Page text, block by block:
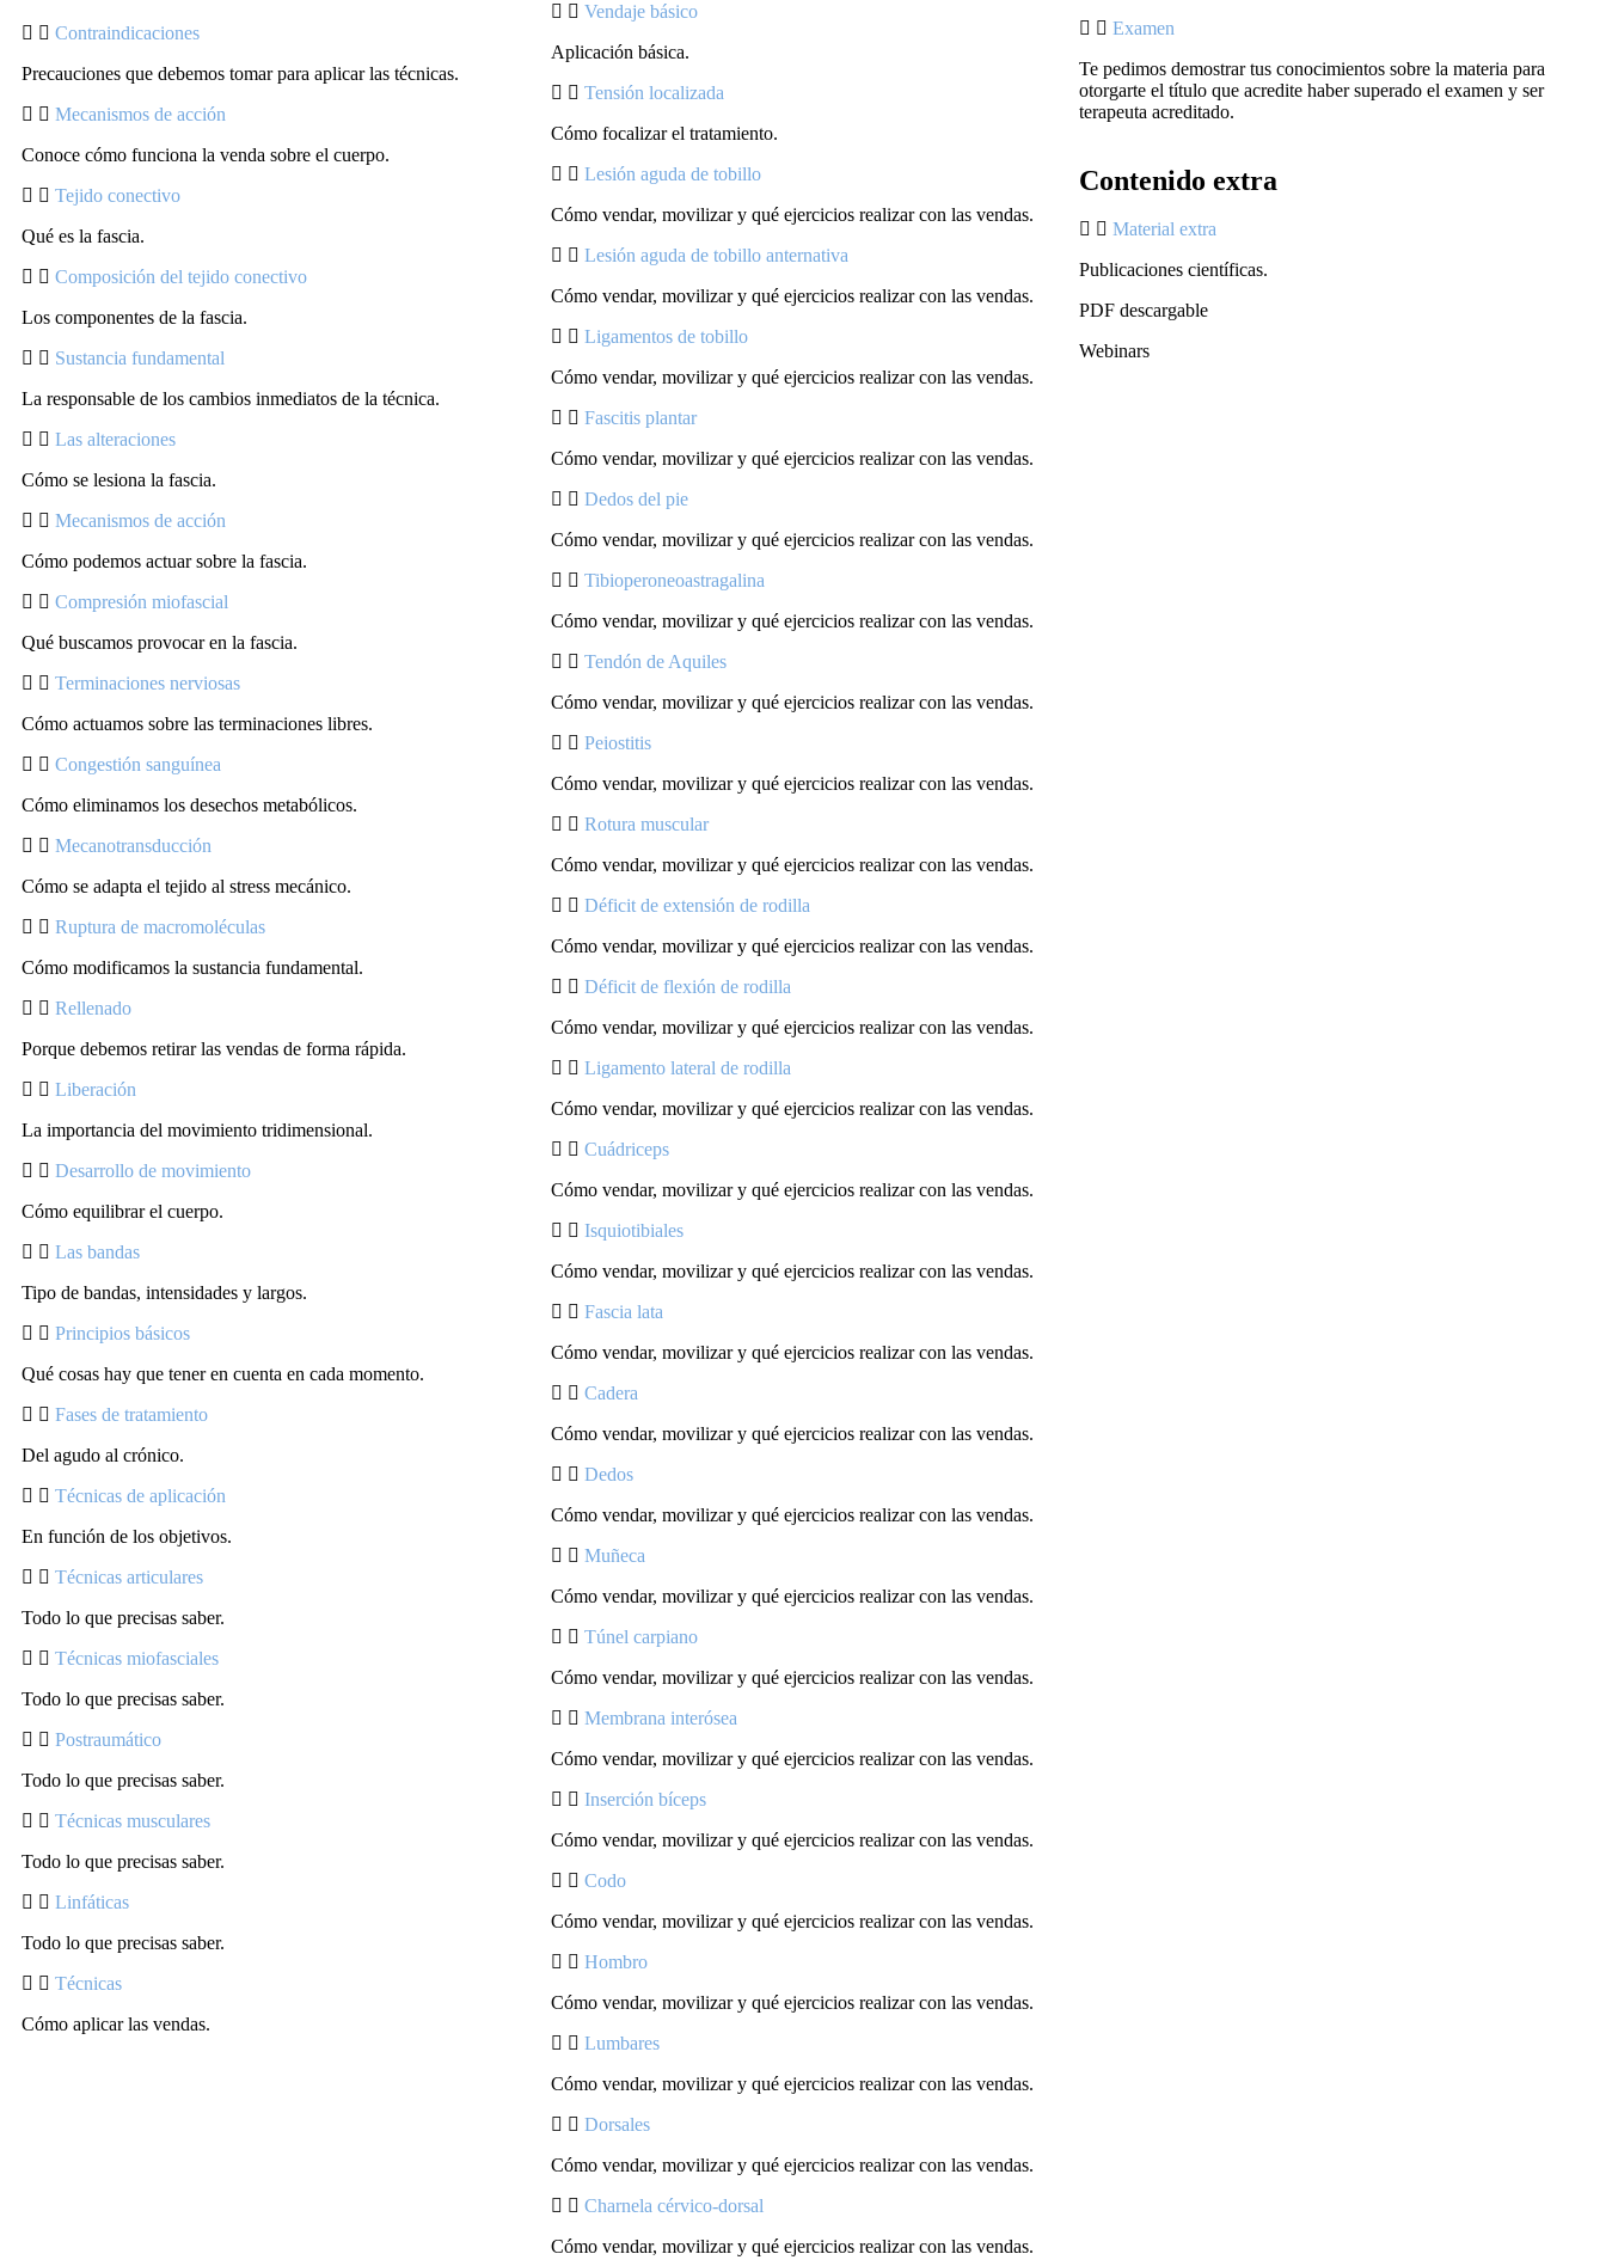
Contraindicaciones
Precauciones que debemos tomar para aplicar las técnicas.
Mecanismos de acción
Conoce cómo funciona la venda sobre el cuerpo.
Tejido conectivo
Qué es la fascia.
Composición del tejido conectivo
Los componentes de la fascia.
Sustancia fundamental
La responsable de los cambios inmediatos de la técnica.
Las alteraciones
Cómo se lesiona la fascia.
Mecanismos de acción
Cómo podemos actuar sobre la fascia.
Compresión miofascial
Qué buscamos provocar en la fascia.
Terminaciones nerviosas
Cómo actuamos sobre las terminaciones libres.
Congestión sanguínea
Cómo eliminamos los desechos metabólicos.
Mecanotransducción
Cómo se adapta el tejido al stress mecánico.
Ruptura de macromoléculas
Cómo modificamos la sustancia fundamental.
Rellenado
Porque debemos retirar las vendas de forma rápida.
Liberación
La importancia del movimiento tridimensional.
Desarrollo de movimiento
Cómo equilibrar el cuerpo.
Las bandas
Tipo de bandas, intensidades y largos.
Principios básicos
Qué cosas hay que tener en cuenta en cada momento.
Fases de tratamiento
Del agudo al crónico.
Técnicas de aplicación
En función de los objetivos.
Técnicas articulares
Todo lo que precisas saber.
Técnicas miofasciales
Todo lo que precisas saber.
Postraumático
Todo lo que precisas saber.
Técnicas musculares
Todo lo que precisas saber.
Linfáticas
Todo lo que precisas saber.
Técnicas
Cómo aplicar las vendas.
Vendaje básico
Aplicación básica.
Tensión localizada
Cómo focalizar el tratamiento.
Lesión aguda de tobillo
Cómo vendar, movilizar y qué ejercicios realizar con las vendas.
Lesión aguda de tobillo anternativa
Cómo vendar, movilizar y qué ejercicios realizar con las vendas.
Ligamentos de tobillo
Cómo vendar, movilizar y qué ejercicios realizar con las vendas.
Fascitis plantar
Cómo vendar, movilizar y qué ejercicios realizar con las vendas.
Dedos del pie
Cómo vendar, movilizar y qué ejercicios realizar con las vendas.
Tibioperoneoastragalina
Cómo vendar, movilizar y qué ejercicios realizar con las vendas.
Tendón de Aquiles
Cómo vendar, movilizar y qué ejercicios realizar con las vendas.
Peiostitis
Cómo vendar, movilizar y qué ejercicios realizar con las vendas.
Rotura muscular
Cómo vendar, movilizar y qué ejercicios realizar con las vendas.
Déficit de extensión de rodilla
Cómo vendar, movilizar y qué ejercicios realizar con las vendas.
Déficit de flexión de rodilla
Cómo vendar, movilizar y qué ejercicios realizar con las vendas.
Ligamento lateral de rodilla
Cómo vendar, movilizar y qué ejercicios realizar con las vendas.
Cuádriceps
Cómo vendar, movilizar y qué ejercicios realizar con las vendas.
Isquiotibiales
Cómo vendar, movilizar y qué ejercicios realizar con las vendas.
Fascia lata
Cómo vendar, movilizar y qué ejercicios realizar con las vendas.
Cadera
Cómo vendar, movilizar y qué ejercicios realizar con las vendas.
Dedos
Cómo vendar, movilizar y qué ejercicios realizar con las vendas.
Muñeca
Cómo vendar, movilizar y qué ejercicios realizar con las vendas.
Túnel carpiano
Cómo vendar, movilizar y qué ejercicios realizar con las vendas.
Membrana interósea
Cómo vendar, movilizar y qué ejercicios realizar con las vendas.
Inserción bíceps
Cómo vendar, movilizar y qué ejercicios realizar con las vendas.
Codo
Cómo vendar, movilizar y qué ejercicios realizar con las vendas.
Hombro
Cómo vendar, movilizar y qué ejercicios realizar con las vendas.
Lumbares
Cómo vendar, movilizar y qué ejercicios realizar con las vendas.
Dorsales
Cómo vendar, movilizar y qué ejercicios realizar con las vendas.
Charnela cérvico-dorsal
Cómo vendar, movilizar y qué ejercicios realizar con las vendas.
Examen
Te pedimos demostrar tus conocimientos sobre la materia para
otorgarte el título que acredite haber superado el examen y ser
terapeuta acreditado.
Contenido extra
Material extra
Publicaciones científicas.
PDF descargable
Webinars